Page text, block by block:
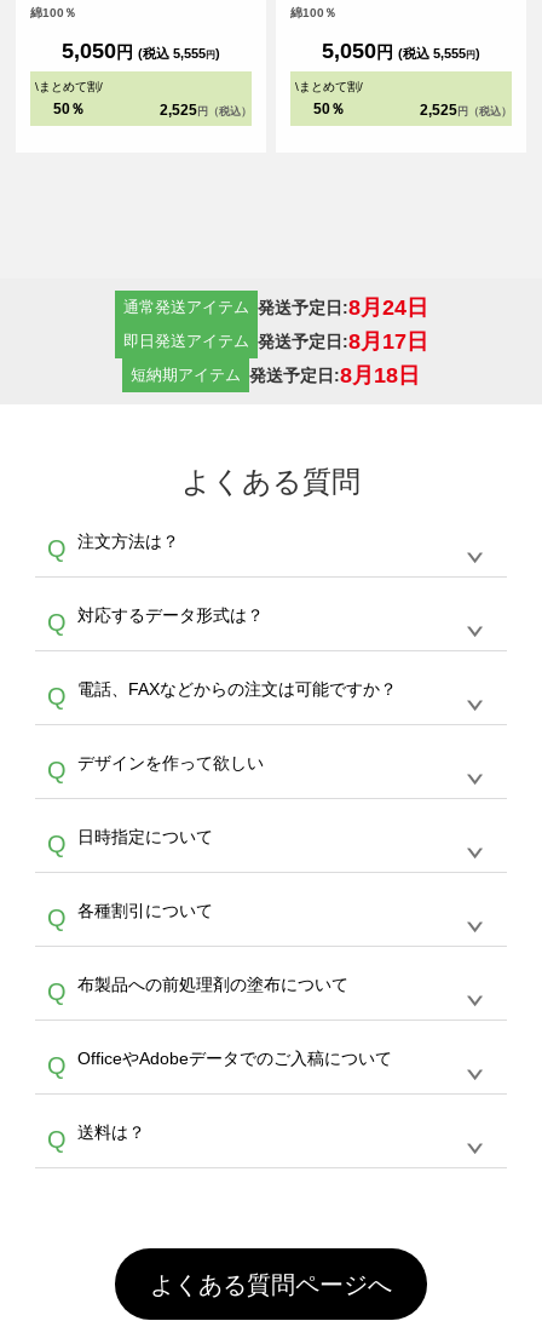
所にプリントを入れることができま
伸びにくく耐久性の高い、5.6オンス
生地のTシャツを使用。せっかくデザ
インした全面プリントも剥がれるこ
用しています。
綿100％
5,050円 (税込 5,555円)
\まとめて割/
50％ 2,525 円（税込）
所にプリントを入れることができま
伸びにくく耐久性の高い、5.6オンス
生地のTシャツを使用。せっかくデザ
インした全面プリントも剥がれるこ
用しています。
綿100％
5,050円 (税込 5,555円)
\まとめて割/
50％ 2,525 円（税込）
通常発送アイテム 発送予定日:8月24日
即日発送アイテム 発送予定日:8月17日
短納期アイテム 発送予定日:8月18日
よくある質問
Q 注文方法は？
A
生産にて承っております。デザインツールから
デザインの作成から決済まで完了できます。
30枚以上やシルク印刷など、大口注文の場合
は、サポートが担当するエコバッグコンシェル
やタンブラーコンシェルをご利用ください。製
作する数量が多ければ多いほど、オンデマンド
サービスよりも低価格で製作することが可能で
す。
Q 対応するデータ形式は？
A
ドできるデータ形式は、JPG / PNG / AI / PSD /
PDF 形式になります。データの最大サイズ
写真などもアップロード可能です。使用できな
い画像はエラーになります。（※ Illustratorか
らの直接入稿には対応していません。AIで保存
し、デザインツールからアップロードして下さ
い）
Q 電話、FAXなどからの注文は可能ですか？
A
文のみ受け付けております。30個以上のご製
作をお考えの方は、サポートが担当するエコバ
スをご利用頂ければ、電話やFAX、メールなど
でご注文が可能です。
Q デザインを作って欲しい
A
を作って欲しい。などの場合は、製作数量が
30個以上であれば、サポート担当が、デザイ
バッグコンシェル
サー
ビスをご利用ください。(※ 30個以下の場合
は、デザインツールをご利用ください)
Q 日時指定について
A
ん。発送後18時以降に配送業者・伝票番号を
メールでお知らせいたしますので、直接配送業
者にご連絡いただき調整をお願い致します。
Q 各種割引について
A
カート内で自動的に割引(最大50%)が適用され
ます。 【付与ポイント】購入金額の1％が1ポ
イントとして付与され、次回ご注文時に1ポイ
ント＝1円としてお使いいただけます。ポイン
トは発送完了の翌日に付与され、次回ご注文時
からご利用頂けます。ポイントの有効期限は一
年間です。【会員ランク】過去10カ月のご注
文回数により会員ランク割引(最大5%)が適用
頂いても、ログインがされていなければ、ラン
クにカウントがされません。
Q 布製品への前処理剤の塗布について
A
意点（前処理剤）】カラー生地（Tシャツのホ
ワイト、トートバッグのナチュラル、ホワイト
といって、プリントを定着させるための処理剤
を塗布しており、短納期・低価格で商品をお届
害な性質で、水洗いで落とすことが可能です。
お手数ですが、お客様ご自身にて着用前に落と
していただけますようお願いいたします。※1
通常注文・直送機能でのご注文に関わらず、前
Q OfficeやAdobeデータでのご入稿について
A
ません。いずれのデータも該当デザインのみ画
像(JPEG,PNG,GIF,PDF)に変換、またはAdobe
Q 送料は？
引」などによるお値引きで4,000円未満になる
場合は送料がかかりますので、ご注意くださ
い。
よくある質問ページへ